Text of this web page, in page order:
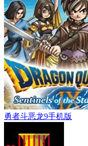
勇者斗恶龙9手机版